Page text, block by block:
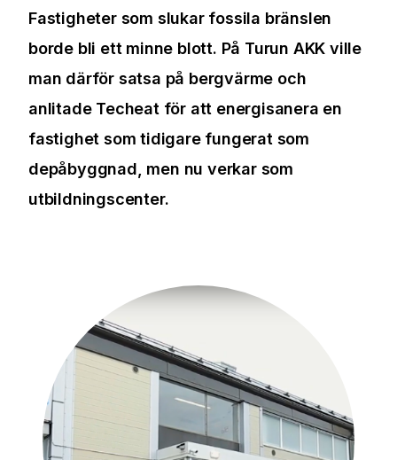
Fastigheter som slukar fossila bränslen
borde bli ett minne blott. På Turun AKK ville
man därför satsa på bergvärme och
anlitade Techeat för att energisanera en
fastighet som tidigare fungerat som
depåbyggnad, men nu verkar som
utbildningscenter.